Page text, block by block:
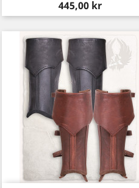
Pris
445,00 kr